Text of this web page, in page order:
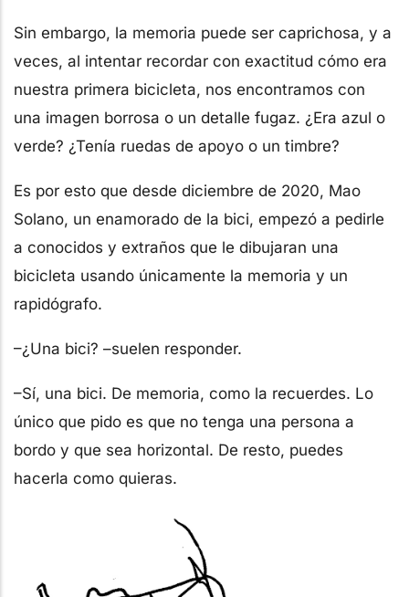
Sin embargo, la memoria puede ser caprichosa, y a
veces, al intentar recordar con exactitud cómo era
nuestra primera bicicleta, nos encontramos con
una imagen borrosa o un detalle fugaz. ¿Era azul o
verde? ¿Tenía ruedas de apoyo o un timbre?
Es por esto que desde diciembre de 2020, Mao
Solano, un enamorado de la bici, empezó a pedirle
a conocidos y extraños que le dibujaran una
bicicleta usando únicamente la memoria y un
rapidógrafo.
–¿Una bici? –suelen responder.
–Sí, una bici. De memoria, como la recuerdes. Lo
único que pido es que no tenga una persona a
bordo y que sea horizontal. De resto, puedes
hacerla como quieras.